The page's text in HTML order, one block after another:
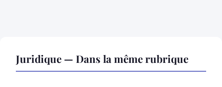
Juridique — Dans la même rubrique